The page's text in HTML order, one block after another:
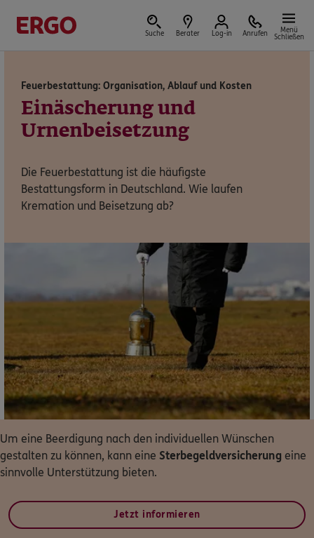
Suche Berater Log-in Anrufen
Menü
Schließen
Versicherungen & Finanzen
Reform der privaten Altersvorsorge
Jetzt Förderung selbst berechnen.
Jetzt informieren
Nicht sicher, was Sie benötigen?
Dann lassen Sie sich helfen.
Service
Meine Versicherungen
Sehen Sie auf einen Blick Ihre Versicherungen bei ERGO,
Zum Kundenportal
Feuerbestattung: Organisation, Ablauf und Kosten
Einäscherung und
Urnenbeisetzung
Die Feuerbestattung ist die häufigste
Bestattungsform in Deutschland. Wie laufen
Kremation und Beisetzung ab?
Um eine Beerdigung nach den individuellen Wünschen
gestalten zu können, kann eine Sterbegeldversicherung eine
sinnvolle Unterstützung bieten.
Jetzt informieren